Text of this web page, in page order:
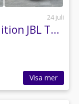
24 juli
Toyota C -HR Elhybrid X Edition JBL Teknikpaket (Vhjul Drag)
Visa mer